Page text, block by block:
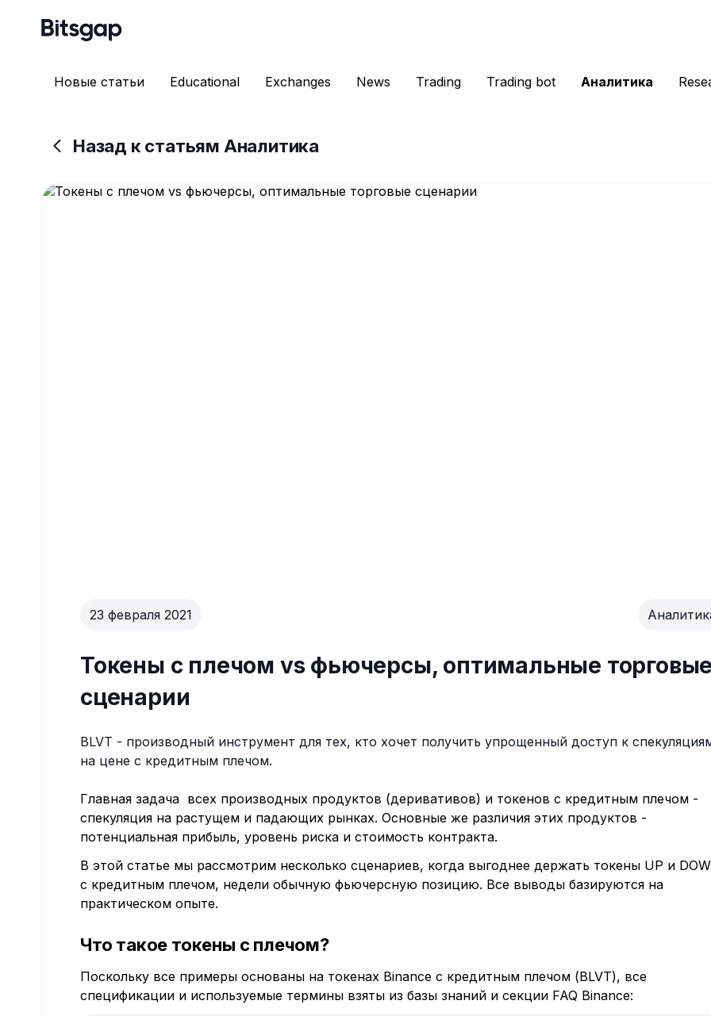
Новые статьи Educational Exchanges News Trading Trading bot Аналитика
Назад к статьям Аналитика
23 февраля 2021
Токены с плечом vs фьючерсы, оптимальные
сценарии
BLVT - производный инструмент для тех, кто хочет получить упрощенный доступ к
на цене с кредитным плечом.
Главная задача всех производных продуктов (деривативов) и токенов с кредитным плечом -
спекуляция на растущем и падающих рынках. Основные же различия этих продуктов -
потенциальная прибыль, уровень риска и стоимость контракта.
В этой статье мы рассмотрим несколько сценариев, когда выгоднее держать токены UP и
с кредитным плечом, недели обычную фьючерсную позицию. Все выводы базируются на
практическом опыте.
Что такое токены с плечом?
Поскольку все примеры основаны на токенах Binance с кредитным плечом (BLVT), все
спецификации и используемые термины взяты из базы знаний и секции FAQ Binance: